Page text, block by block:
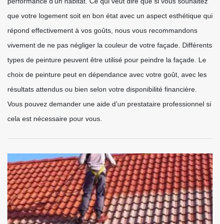
que votre logement soit en bon état avec un aspect esthétique qui
répond effectivement à vos goûts, nous vous recommandons
vivement de ne pas négliger la couleur de votre façade. Différents
types de peinture peuvent être utilisé pour peindre la façade. Le
choix de peinture peut en dépendance avec votre goût, avec les
résultats attendus ou bien selon votre disponibilité financière.
Vous pouvez demander une aide d’un prestataire professionnel si
cela est nécessaire pour vous.